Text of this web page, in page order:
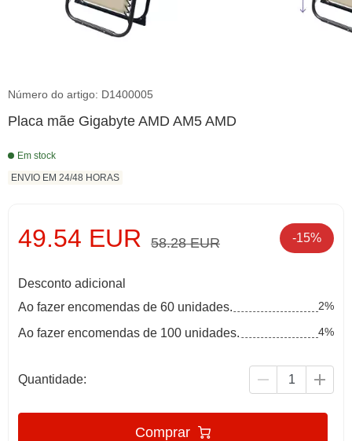
Número do artigo: D1400005
Placa mãe Gigabyte AMD AM5 AMD
Em stock
ENVIO EM 24/48 HORAS
49.54 EUR 58.28 EUR -15%
Desconto adicional
Ao fazer encomendas de 60 unidades.
2%
Ao fazer encomendas de 100 unidades. 4%
Quantidade:
Comprar